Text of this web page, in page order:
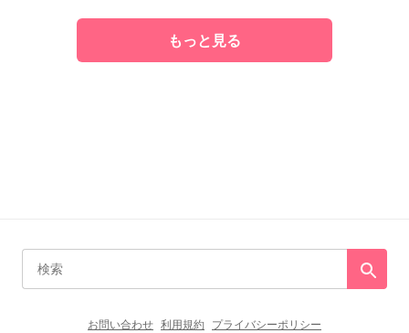
もっと見る
お問い合わせ 利用規約 プライバシーポリシー